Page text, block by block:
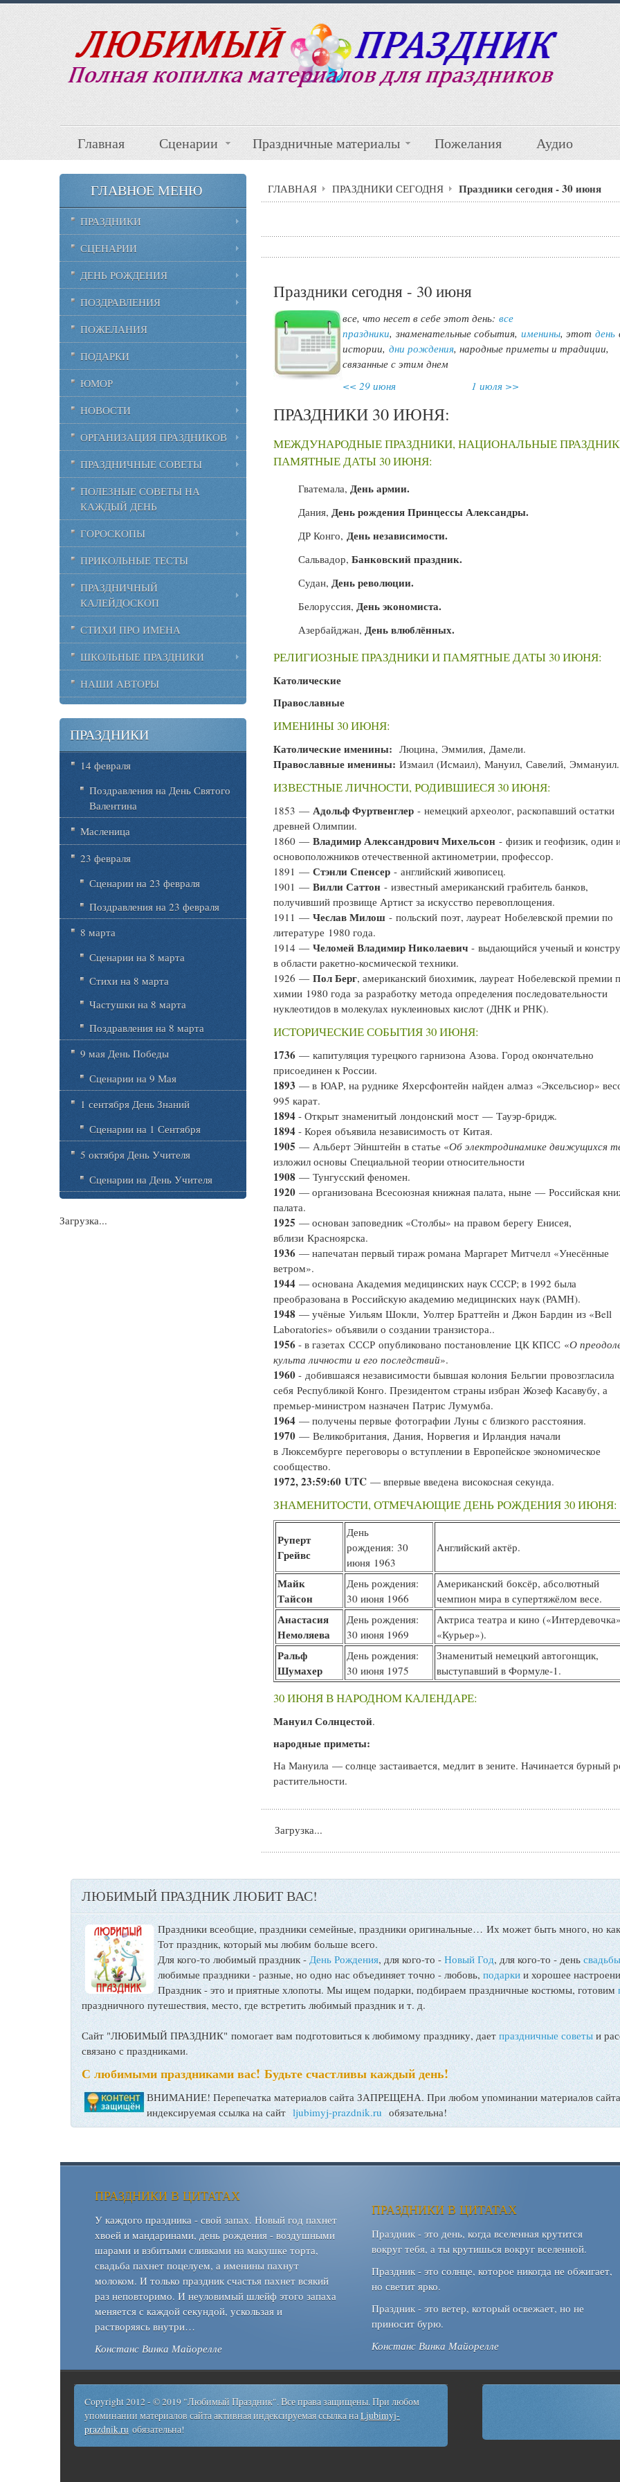
Главная Сценарии Праздничные материалы Пожелания Аудио
ГЛАВНАЯ ПРАЗДНИКИ СЕГОДНЯ Праздники сегодня - 30 июня
Праздники сегодня - 30 июня
все, что несет в себе этот день:все
праздники,знаменательные события,именины, этотдень
истории,дни рождения, народные приметы и традиции,
связанные с этим днем
<< 29 июня
1 июля >>
ПРАЗДНИКИ 30 ИЮНЯ:
МЕЖДУНАРОДНЫЕ ПРАЗДНИКИ, НАЦИОНАЛЬНЫЕ
ПАМЯТНЫЕ ДАТЫ 30 ИЮНЯ:
Гватемала,День армии.
Дания,День рождения Принцессы Александры.
ДР Конго,День независимости.
Сальвадор,Банковский праздник.
Судан,День революции.
Белоруссия,День экономиста.
Азербайджан,День влюблённых.
РЕЛИГИОЗНЫЕ ПРАЗДНИКИ И ПАМЯТНЫЕ ДАТЫ 30 ИЮНЯ:
Католические
Православные
ИМЕНИНЫ 30 ИЮНЯ:
Католические именины: Люцина, Эммилия, Дамели.
Православные именины: Измаил (Исмаил), Мануил, Савелий, Эммануил.
ИЗВЕСТНЫЕ ЛИЧНОСТИ, РОДИВШИЕСЯ 30 ИЮНЯ:
1853 —Адольф Фуртвенглер - немецкий археолог, раскопавший остатки
древней Олимпии.
1860 —Владимир Александрович Михельсон - физик и геофизик, один
основоположников отечественной актинометрии, профессор.
1891 —Стэнли Спенсер - английский живописец.
1901 —Вилли Саттон - известный американский грабитель банков,
получивший прозвище Артист за искусство перевоплощения.
1911 —Чеслав Милош - польский поэт, лауреат Нобелевской премии по
литературе 1980 года.
1914 —Челомей Владимир Николаевич - выдающийся ученый и
в области ракетно-космической техники.
1926 —Пол Берг, американский биохимик, лауреат Нобелевской премии
химии 1980 года за разработку метода определения последовательности
нуклеотидов в молекулах нуклеиновых кислот (ДНК и РНК).
ИСТОРИЧЕСКИЕ СОБЫТИЯ 30 ИЮНЯ:
1736 — капитуляция турецкого гарнизона Азова. Город окончательно
присоединен к России.
1893 — в ЮАР, на руднике Яхерсфонтейн найден алмаз «Эксельсиор»
995 карат.
1894 - Открыт знаменитый лондонский мост — Тауэр-бридж.
1894 - Корея объявила независимость от Китая.
1905 — Альберт Эйнштейн в статье «Об электродинамике движущихся
изложил основы Специальной теории относительности
1908 — Тунгусский феномен.
1920 — организована Всесоюзная книжная палата, ныне — Российская
палата.
1925 — основан заповедник «Столбы» на правом берегу Енисея,
вблизи Красноярска.
1936 — напечатан первый тираж романа Маргарет Митчелл «Унесённые
ветром».
1944 — основана Академия медицинских наук СССР; в 1992 была
преобразована в Российскую академию медицинских наук (РАМН).
1948— учёные Уильям Шокли, Уолтер Браттейн и Джон Бардин из «Bell
Laboratories» объявили о создании транзистора..
1956 - в газетах СССР опубликовано постановление ЦК КПСС «О
культа личности и его последствий».
1960 - добившаяся независимости бывшая колония Бельгии провозгласила
себя Республикой Конго. Президентом страны избран Жозеф Касавубу, а
премьер-министром назначен Патрис Лумумба.
1964 — получены первые фотографии Луны с близкого расстояния.
1970 — Великобритания, Дания, Норвегия и Ирландия начали
в Люксембурге переговоры о вступлении в Европейское экономическое
сообщество.
1972, 23:59:60 UTC — впервые введена високосная секунда.
ЗНАМЕНИТОСТИ, ОТМЕЧАЮЩИЕ ДЕНЬ РОЖДЕНИЯ 30 ИЮНЯ:
Руперт
Грейвс
День
рождения: 30
июня 1963
Английский актёр.
Майк
Тайсон
День рождения:
30 июня 1966
Американский боксёр, абсолютный
чемпион мира в супертяжёлом весе.
Анастасия
Немоляева
День рождения:
30 июня 1969
Актриса театра и кино
«Курьер»).
Ральф
Шумахер
День рождения:
30 июня 1975
Знаменитый немецкий автогонщик,
выступавший в Формуле-1.
30 ИЮНЯ В НАРОДНОМ КАЛЕНДАРЕ:
Мануил Солнцестой.
народные приметы:
На Мануила — солнце застаивается, медлит в зените. Начинается бурный
растительности.
Загрузка...
ГЛАВНОЕ МЕНЮ
ПРАЗДНИКИ
СЦЕНАРИИ
ДЕНЬ РОЖДЕНИЯ
ПОЗДРАВЛЕНИЯ
ПОЖЕЛАНИЯ
ПОДАРКИ
ЮМОР
НОВОСТИ
ОРГАНИЗАЦИЯ ПРАЗДНИКОВ
ПРАЗДНИЧНЫЕ СОВЕТЫ
ПОЛЕЗНЫЕ СОВЕТЫ НА
КАЖДЫЙ ДЕНЬ
ГОРОСКОПЫ
ПРИКОЛЬНЫЕ ТЕСТЫ
ПРАЗДНИЧНЫЙ
КАЛЕЙДОСКОП
СТИХИ ПРО ИМЕНА
ШКОЛЬНЫЕ ПРАЗДНИКИ
НАШИ АВТОРЫ
ПРАЗДНИКИ
14 февраля
Поздравления на День Святого
Валентина
Масленица
23 февраля
Сценарии на 23 февраля
Поздравления на 23 февраля
8 марта
Сценарии на 8 марта
Стихи на 8 марта
Частушки на 8 марта
Поздравления на 8 марта
9 мая День Победы
Сценарии на 9 Мая
1 сентября День Знаний
Сценарии на 1 Сентября
5 октября День Учителя
Сценарии на День Учителя
Загрузка...
ЛЮБИМЫЙ ПРАЗДНИК ЛЮБИТ ВАС!
Праздники всеобщие, праздники семейные, праздники оригинальные… Их может быть много, но
Тот праздник, который мы любим больше всего.
Для кого-то любимый праздник -День Рождения, для кого-то - Новый Год, для кого-то - день свадьбы
любимые праздники - разные, но одно нас объединяет точно - любовь, подарки и хорошее
Праздник - это и приятные хлопоты. Мы ищем подарки, подбираем праздничные костюмы, готовим
праздничного путешествия, место, где встретить любимый праздник и т. д.
Сайт "ЛЮБИМЫЙ ПРАЗДНИК" помогает вам подготовиться к любимому празднику, даетпраздничные советыи
связано с праздниками.
С любимыми праздниками вас! Будьте счастливы каждый день!
ВНИМАНИЕ! Перепечатка материалов сайта ЗАПРЕЩЕНА. При любом упоминании материалов
индексируемая ссылка на сайт ljubimyj-prazdnik.ru обязательна!
ПРАЗДНИКИ В ЦИТАТАХ
У каждого праздника - свой запах. Новый год пахнет
хвоей и мандаринами, день рождения - воздушными
шарами и взбитыми сливками на макушке торта,
свадьба пахнет поцелуем, а именины пахнут
молоком. И только праздник счастья пахнет всякий
раз неповторимо. И неуловимый шлейф этого запаха
меняется с каждой секундой, ускользая и
растворяясь внутри…
Констанс Винка Майорелле
ПРАЗДНИКИ В ЦИТАТАХ
Праздник - это день, когда вселенная крутится
вокруг тебя, а ты крутишься вокруг вселенной.
Праздник - это солнце, которое никогда не обжигает,
но светит ярко.
Праздник - это ветер, который освежает, но не
приносит бурю.
Констанс Винка Майорелле
Copyright 2012 - © 2019 "Любимый Праздник". Все права защищены. При любом
упоминании материалов сайта активная индексируемая ссылка наLjubimyj-
prazdnik.ru обязательна!